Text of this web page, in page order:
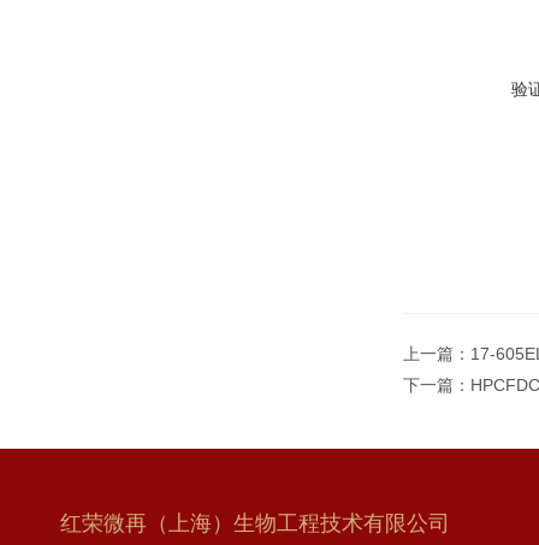
验
上一篇： 17-
下一篇：
红荣微再（上海）生物工程技术有限公司